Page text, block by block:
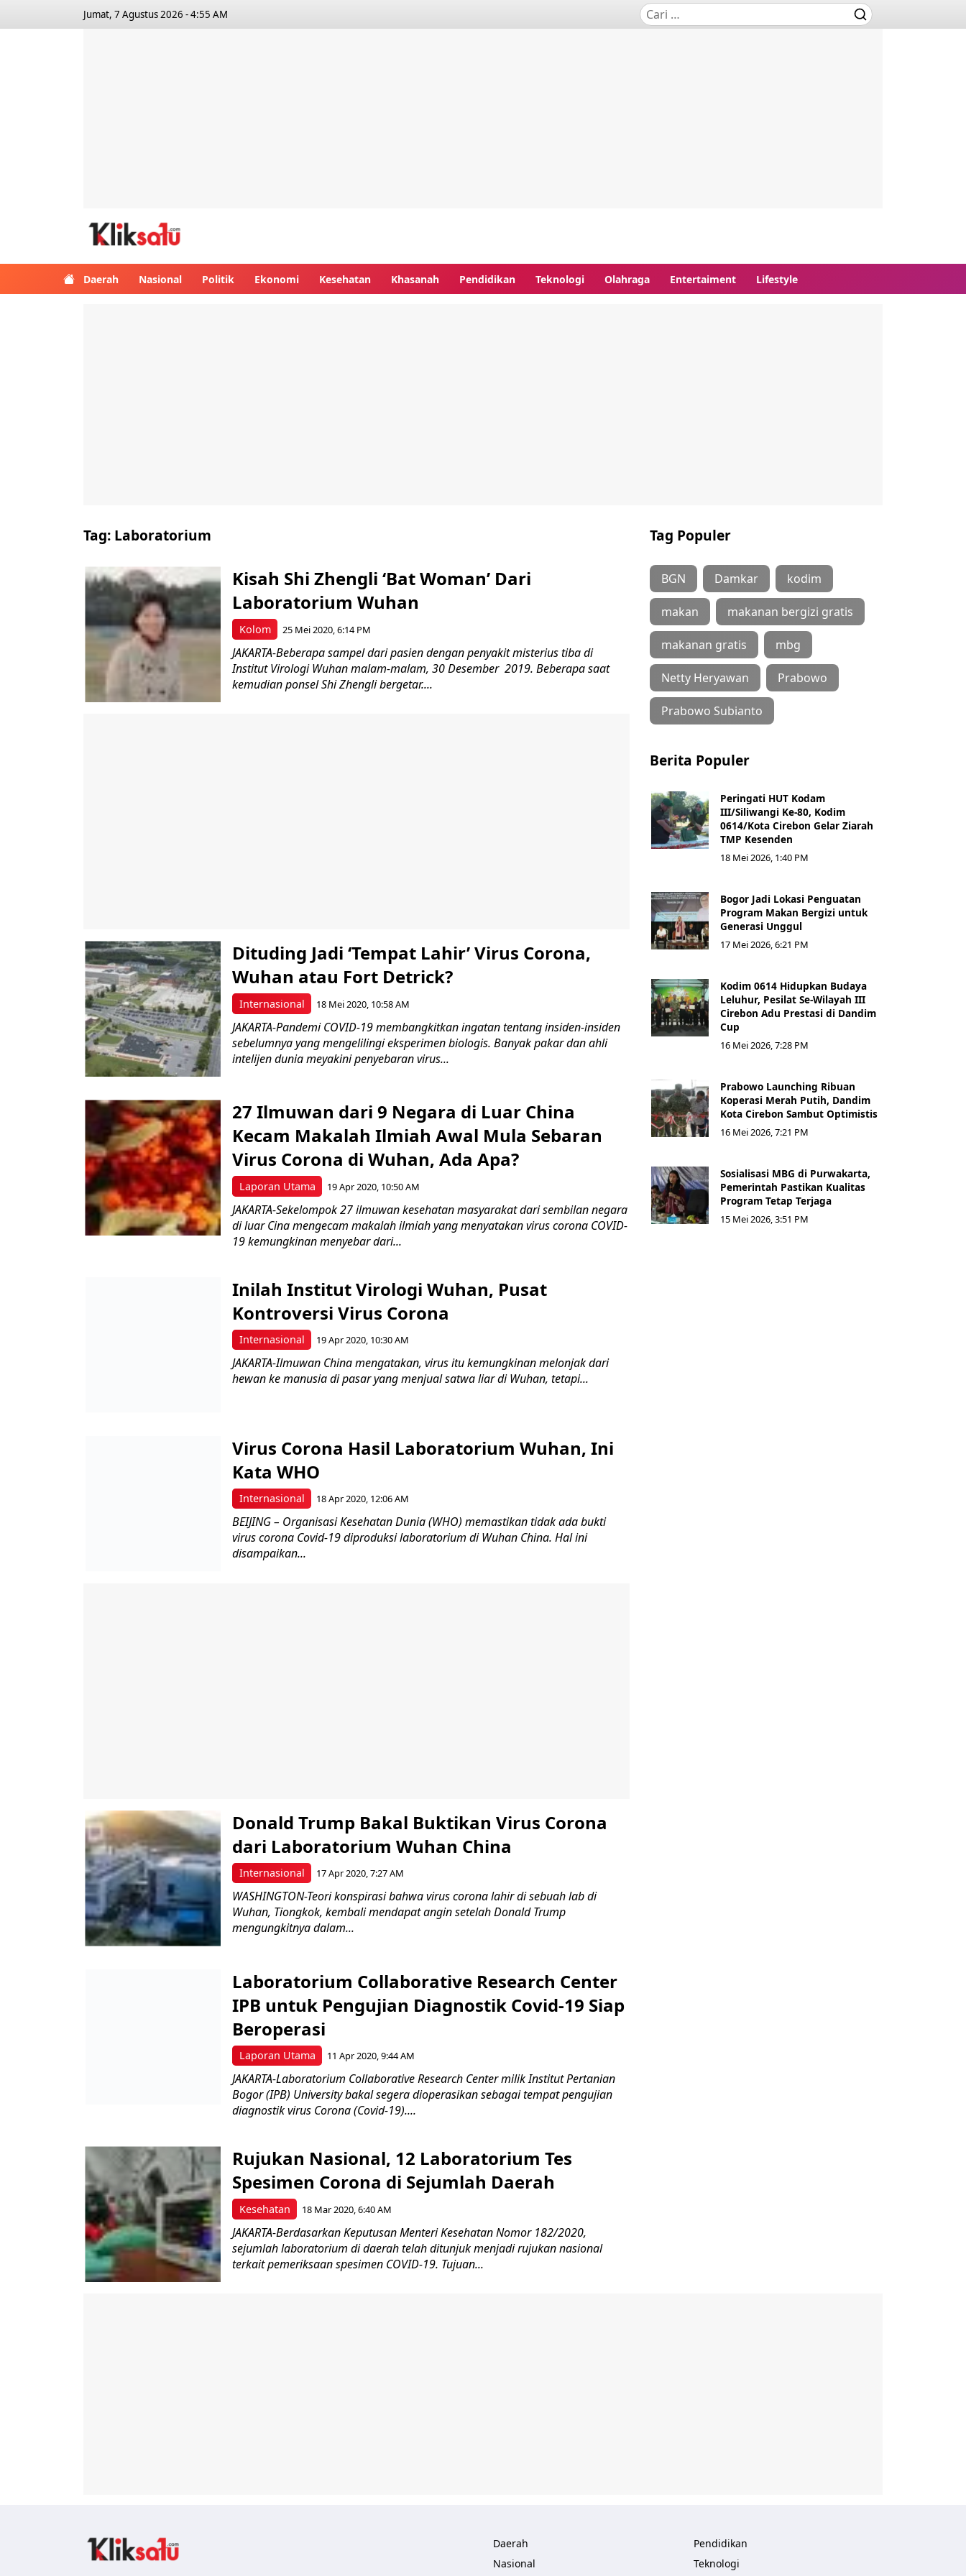
Jumat, 7 Agustus 2026 - 4:55 AM
Daerah Nasional Politik Ekonomi Kesehatan Khasanah Pendidikan Teknologi Olahraga Entertaiment Lifestyle
Tag: Laboratorium
Kolom
Kisah Shi Zhengli ‘Bat Woman’ Dari
Laboratorium Wuhan
25 Mei 2020, 6:14 PM
JAKARTA-Beberapa sampel dari pasien dengan penyakit misterius tiba di
Institut Virologi Wuhan malam-malam, 30 Desember 2019. Beberapa saat
kemudian ponsel Shi Zhengli bergetar....
Internasional
Dituding Jadi ‘Tempat Lahir’ Virus Corona,
Wuhan atau Fort Detrick?
18 Mei 2020, 10:58 AM
JAKARTA-Pandemi COVID-19 membangkitkan ingatan tentang insiden-insiden
sebelumnya yang mengelilingi eksperimen biologis. Banyak pakar dan ahli
intelijen dunia meyakini penyebaran virus...
Laporan Utama
27 Ilmuwan dari 9 Negara di Luar China
Kecam Makalah Ilmiah Awal Mula Sebaran
Virus Corona di Wuhan, Ada Apa?
19 Apr 2020, 10:50 AM
JAKARTA-Sekelompok 27 ilmuwan kesehatan masyarakat dari sembilan negara
di luar Cina mengecam makalah ilmiah yang menyatakan virus corona COVID-
19 kemungkinan menyebar dari...
Internasional
Inilah Institut Virologi Wuhan, Pusat
Kontroversi Virus Corona
19 Apr 2020, 10:30 AM
JAKARTA-Ilmuwan China mengatakan, virus itu kemungkinan melonjak dari
hewan ke manusia di pasar yang menjual satwa liar di Wuhan, tetapi...
Internasional
Virus Corona Hasil Laboratorium Wuhan, Ini
Kata WHO
18 Apr 2020, 12:06 AM
BEIJING – Organisasi Kesehatan Dunia (WHO) memastikan tidak ada bukti
virus corona Covid-19 diproduksi laboratorium di Wuhan China. Hal ini
disampaikan...
Internasional
Donald Trump Bakal Buktikan Virus Corona
dari Laboratorium Wuhan China
17 Apr 2020, 7:27 AM
WASHINGTON-Teori konspirasi bahwa virus corona lahir di sebuah lab di
Wuhan, Tiongkok, kembali mendapat angin setelah Donald Trump
mengungkitnya dalam...
Laporan Utama
Laboratorium Collaborative Research Center
IPB untuk Pengujian Diagnostik Covid-19 Siap
Beroperasi
11 Apr 2020, 9:44 AM
JAKARTA-Laboratorium Collaborative Research Center milik Institut Pertanian
Bogor (IPB) University bakal segera dioperasikan sebagai tempat pengujian
diagnostik virus Corona (Covid-19)....
Kesehatan
Rujukan Nasional, 12 Laboratorium Tes
Spesimen Corona di Sejumlah Daerah
18 Mar 2020, 6:40 AM
JAKARTA-Berdasarkan Keputusan Menteri Kesehatan Nomor 182/2020,
sejumlah laboratorium di daerah telah ditunjuk menjadi rujukan nasional
terkait pemeriksaan spesimen COVID-19. Tujuan...
Tag Populer
BGN Damkar kodim
makan makanan bergizi gratis
makanan gratis mbg
Netty Heryawan Prabowo
Prabowo Subianto
Berita Populer
Peringati HUT Kodam
III/Siliwangi Ke-80, Kodim
0614/Kota Cirebon Gelar Ziarah
TMP Kesenden
18 Mei 2026, 1:40 PM
Bogor Jadi Lokasi Penguatan
Program Makan Bergizi untuk
Generasi Unggul
17 Mei 2026, 6:21 PM
Kodim 0614 Hidupkan Budaya
Leluhur, Pesilat Se-Wilayah III
Cirebon Adu Prestasi di Dandim
Cup
16 Mei 2026, 7:28 PM
Prabowo Launching Ribuan
Koperasi Merah Putih, Dandim
Kota Cirebon Sambut Optimistis
16 Mei 2026, 7:21 PM
Sosialisasi MBG di Purwakarta,
Pemerintah Pastikan Kualitas
Program Tetap Terjaga
15 Mei 2026, 3:51 PM
Daerah
Nasional
Pendidikan
Teknologi